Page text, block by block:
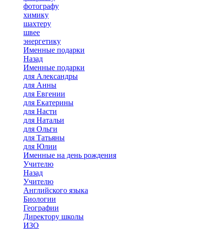
фотографу
химику
шахтеру
швее
энергетику
Именные подарки
Назад
Именные подарки
для Александры
для Анны
для Евгении
для Екатерины
для Насти
для Натальи
для Ольги
для Татьяны
для Юлии
Именные на день рождения
Учителю
Назад
Учителю
Английского языка
Биологии
Географии
Директору школы
ИЗО